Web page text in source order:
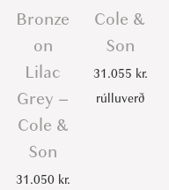
Bronze
on
Lilac
Grey –
Cole &
Son
31.050 kr.
Cole &
Son
31.055 kr.
rúlluverð